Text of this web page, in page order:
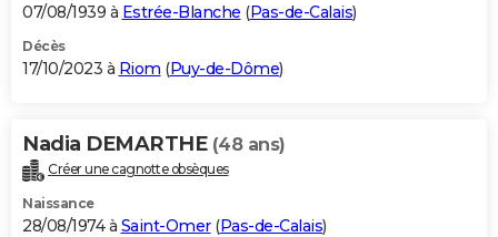
07/08/1939 à Estrée-Blanche (Pas-de-Calais)
Décès
17/10/2023 à Riom (Puy-de-Dôme)
Nadia DEMARTHE (48 ans)
Créer une cagnotte obsèques
Naissance
28/08/1974 à Saint-Omer(Pas-de-Calais)